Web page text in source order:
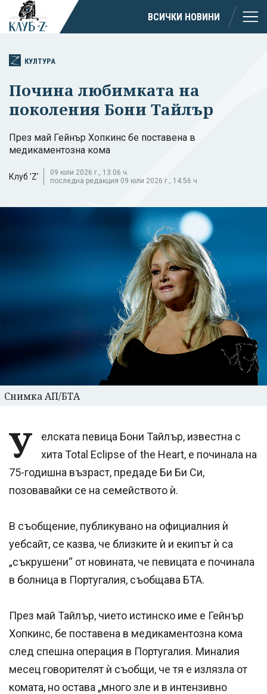
ВСИЧКИ НОВИНИ
КУЛТУРА
Почина любимката на
поколения Бони Тайлър
През май Гейнър Хопкинс бе поставена в
медикаментозна кома
Клуб 'Z'
09 юли 2026 г., 13:06 ч.
последна редакция 09 юли 2026 г., 14:56 ч.
Снимка АП/БТА
У
елската певица Бони Тайлър, известна с
хита Total Eclipse of the Heart, е починала на
75-годишна възраст, предаде Би Би Си,
позовавайки се на семейството ѝ.
В съобщение, публикувано на официалния ѝ
уебсайт, се казва, че близките ѝ и екипът ѝ са
„съкрушени“ от новината, че певицата е починала
в болница в Португалия, съобщава БТА.
През май Тайлър, чието истинско име е Гейнър
Хопкинс, бе поставена в медикаментозна кома
след спешна операция в Португалия. Миналия
месец говорителят ѝ съобщи, че тя е излязла от
комата, но остава „много зле и в интензивно